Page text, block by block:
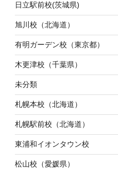
日立駅前校(茨城県)
旭川校（北海道）
有明ガーデン校（東京都）
木更津校（千葉県）
未分類
札幌本校（北海道）
札幌駅前校（北海道）
東浦和イオンタウン校
松山校（愛媛県）